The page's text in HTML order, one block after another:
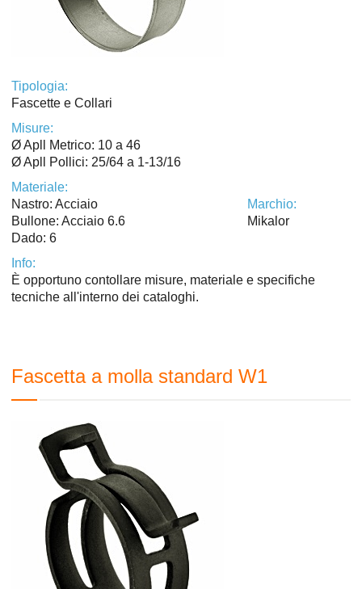
Tipologia:
Fascette e Collari
Misure:
Ø Apll Metrico: 10 a 46
Ø Apll Pollici: 25/64 a 1-13/16
Materiale:
Nastro: Acciaio
Bullone: Acciaio 6.6
Dado: 6
Marchio:
Mikalor
Info:
È opportuno contollare misure, materiale e specifiche
tecniche all'interno dei cataloghi.
Fascetta a molla standard W1